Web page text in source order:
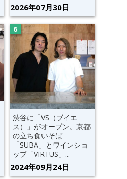
2026年07月30日
渋谷に「VS（ブイエ
ス）」がオープン。京都
の立ち食いそば
「SUBA」とワインショ
ップ「VIRTUS」...
2024年09月24日